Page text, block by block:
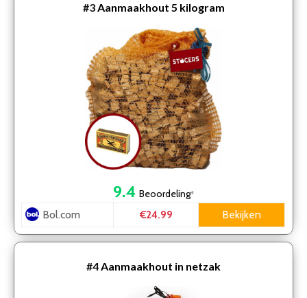
#3Aanmaakhout 5 kilogram
9.4 Beoordeling*
Bol.com €24.99 Bekijken
#4Aanmaakhout in netzak